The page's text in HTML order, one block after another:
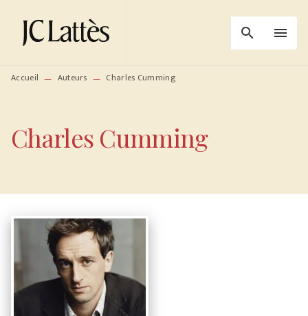
MENU RECHERCHE
PIED DE PAGE
search menu
Accueil — Auteurs — Charles Cumming
Charles Cumming